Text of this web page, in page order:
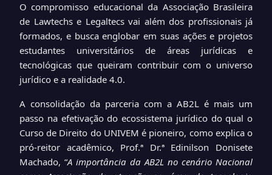
O compromisso educacional da Associação Brasileira
de Lawtechs e Legaltecs vai além dos profissionais já
formados, e busca englobar em suas ações e projetos
estudantes universitários de áreas jurídicas e
tecnológicas que queiram contribuir com o universo
jurídico e a realidade 4.0.
A consolidação da parceria com a AB2L é mais um
passo na efetivação do ecossistema jurídico do qual o
Curso de Direito do UNIVEM é pioneiro, como explica o
pró-reitor acadêmico, Prof.ª Dr.ª Edinilson Donisete
Machado, “A importância da AB2L no cenário Nacional